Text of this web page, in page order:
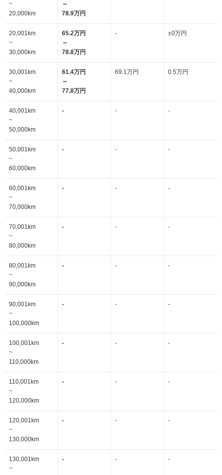
~
20,000km
～
78.9万円
20,001km
~
30,000km
65.2万円
～
78.8万円
- ±0万円
30,001km
~
40,000km
61.4万円
～
77.8万円
69.1万円 0.5万円
40,001km
~
50,000km
- - -
50,001km
~
60,000km
- - -
60,001km
~
70,000km
- - -
70,001km
~
80,000km
- - -
80,001km
~
90,000km
- - -
90,001km
~
100,000km
- - -
100,001km
~
110,000km
- - -
110,001km
~
120,000km
- - -
120,001km
~
130,000km
- - -
130,001km
~
- - -